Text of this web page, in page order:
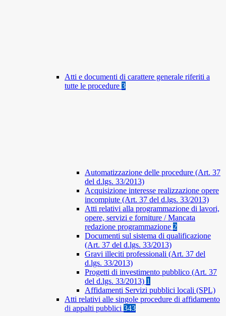
Atti e documenti di carattere generale riferiti a
tutte le procedure 3
Automatizzazione delle procedure (Art. 37
del d.lgs. 33/2013)
Acquisizione interesse realizzazione opere
incompiute (Art. 37 del d.lgs. 33/2013)
Atti relativi alla programmazione di lavori,
opere, servizi e forniture / Mancata
redazione programmazione 2
Documenti sul sistema di qualificazione
(Art. 37 del d.lgs. 33/2013)
Gravi illeciti professionali (Art. 37 del
d.lgs. 33/2013)
Progetti di investimento pubblico (Art. 37
del d.lgs. 33/2013) 1
Affidamenti Servizi pubblici locali (SPL)
Atti relativi alle singole procedure di affidamento
di appalti pubblici 343